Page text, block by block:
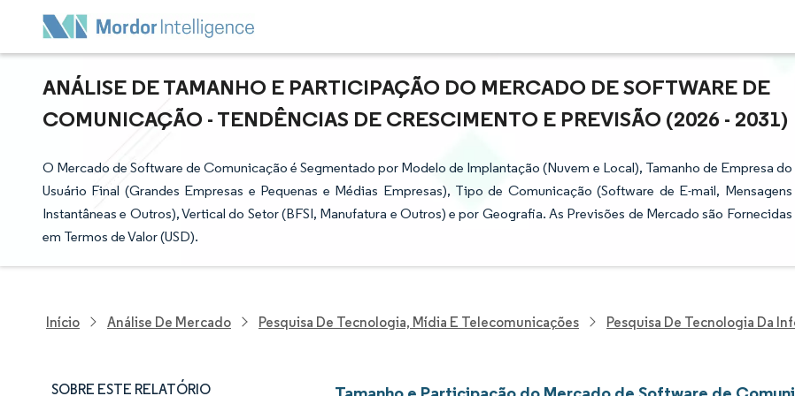
ANÁLISE DE TAMANHO E PARTICIPAÇÃO DO MERCADO DE SOFTWARE DE
COMUNICAÇÃO - TENDÊNCIAS DE CRESCIMENTO E PREVISÃO (2026 - 2031)
O Mercado de Software de Comunicação é Segmentado por Modelo de Implantação (Nuvem e Local), Tamanho de Empresa do
Usuário Final (Grandes Empresas e Pequenas e Médias Empresas), Tipo de Comunicação (Software de E-mail, Mensagens
Instantâneas e Outros), Vertical do Setor (BFSI, Manufatura e Outros) e por Geografia. As Previsões de Mercado são Fornecidas
em Termos de Valor (USD).
Início Análise De Mercado Pesquisa De Tecnologia, Mídia E Telecomunicações Pesquisa De Tecnologia Da
SOBRE ESTE RELATÓRIO